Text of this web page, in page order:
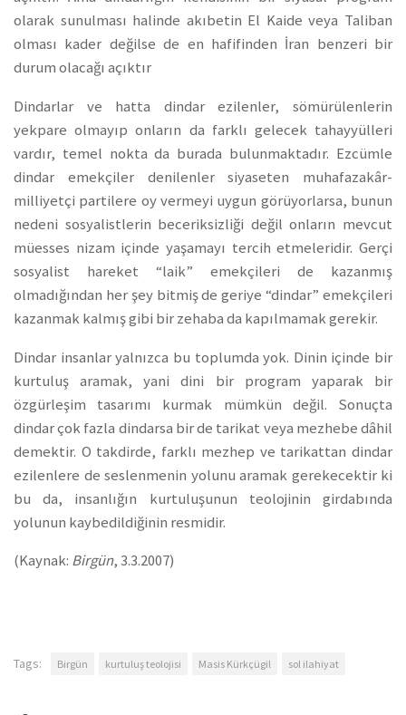
olarak sunulması halinde akıbetin El Kaide veya Taliban
olması kader değilse de en hafifinden İran benzeri bir
durum olacağı açıktır
Dindarlar ve hatta dindar ezilenler, sömürülenlerin
yekpare olmayıp onların da farklı gelecek tahayyülleri
vardır, temel nokta da burada bulunmaktadır. Ezcümle
dindar emekçiler denilenler siyaseten muhafazakâr-
milliyetçi partilere oy vermeyi uygun görüyorlarsa, bunun
nedeni sosyalistlerin beceriksizliği değil onların mevcut
müesses nizam içinde yaşamayı tercih etmeleridir. Gerçi
sosyalist hareket “laik” emekçileri de kazanmış
olmadığından her şey bitmiş de geriye “dindar” emekçileri
kazanmak kalmış gibi bir zehaba da kapılmamak gerekir.
Dindar insanlar yalnızca bu toplumda yok. Dinin içinde bir
kurtuluş aramak, yani dini bir program yaparak bir
özgürleşim tasarımı kurmak mümkün değil. Sonuçta
dindar çok fazla dindarsa bir de tarikat veya mezhebe dâhil
demektir. O takdirde, farklı mezhep ve tarikattan dindar
ezilenlere de seslenmenin yolunu aramak gerekecektir ki
bu da, insanlığın kurtuluşunun teolojinin girdabında
yolunun kaybedildiğinin resmidir.
(Kaynak: Birgün, 3.3.2007)
Tags: Birgün kurtuluş teolojisi Masis Kürkçügil sol ilahiyat